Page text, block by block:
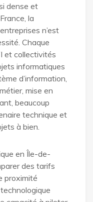
dense et
la
n’est
Chaque
et collectivités
informatiques
d’information,
mise en
beaucoup
technique et
à bien.
en Île-de-
des tarifs
proximité